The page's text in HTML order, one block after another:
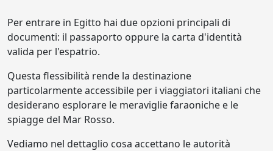
Per entrare in Egitto hai due opzioni principali di
documenti: il passaporto oppure la carta d'identità
valida per l'espatrio.
Questa flessibilità rende la destinazione
particolarmente accessibile per i viaggiatori italiani che
desiderano esplorare le meraviglie faraoniche e le
spiagge del Mar Rosso.
Vediamo nel dettaglio cosa accettano le autorità